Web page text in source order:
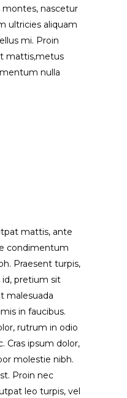
nascetur
ultricies aliquam
mi. Proin
mattis,metus
nulla
mattis, ante
condimentum
Praesent turpis,
pretium sit
malesuada
in faucibus.
rutrum in odio
Cras ipsum dolor,
molestie nibh.
Proin nec
leo turpis, vel